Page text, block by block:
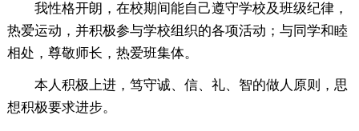
我性格开朗，在校期间能自己遵守学校及班级纪律，
热爱运动，并积极参与学校组织的各项活动；与同学和睦
相处，尊敬师长，热爱班集体。
本人积极上进，笃守诚、信、礼、智的做人原则，思
想积极要求进步。